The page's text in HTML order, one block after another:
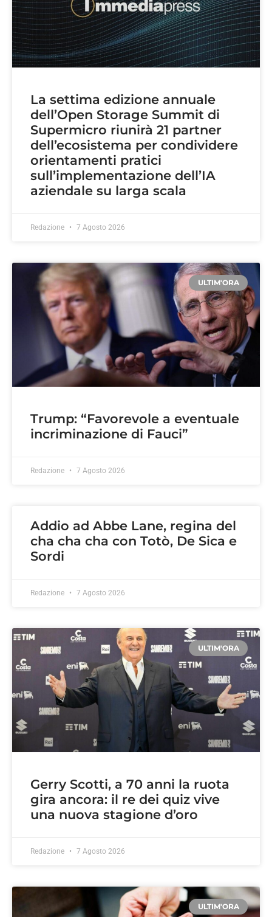
La settima edizione annuale
dell’Open Storage Summit di
Supermicro riunirà 21 partner
dell’ecosistema per condividere
orientamenti pratici
sull’implementazione dell’IA
aziendale su larga scala
Redazione 7 Agosto 2026
ULTIM'ORA
Trump: “Favorevole a eventuale
incriminazione di Fauci”
Redazione 7 Agosto 2026
Addio ad Abbe Lane, regina del
cha cha cha con Totò, De Sica e
Sordi
Redazione 7 Agosto 2026
ULTIM'ORA
Gerry Scotti, a 70 anni la ruota
gira ancora: il re dei quiz vive
una nuova stagione d’oro
Redazione 7 Agosto 2026
ULTIM'ORA